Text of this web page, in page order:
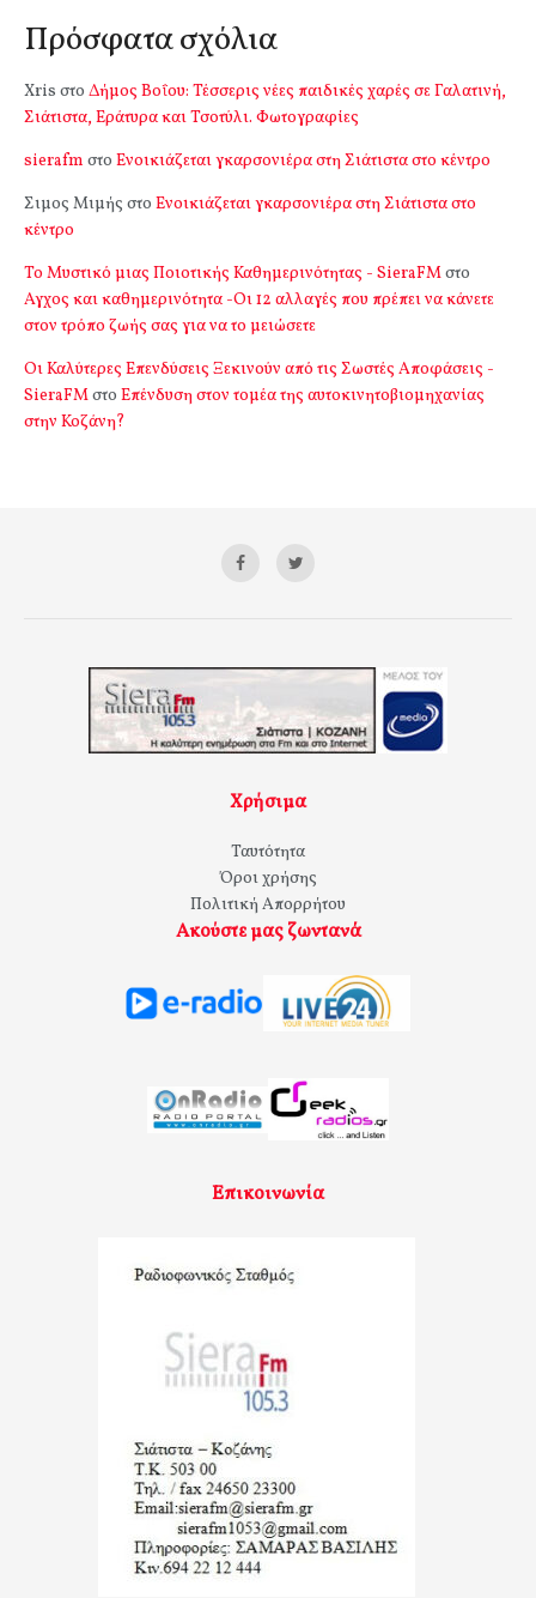
Πρόσφατα σχόλια
Xris στο Δήμος Βοΐου: Τέσσερις νέες παιδικές χαρές σε Γαλατινή,
Σιάτιστα, Εράτυρα και Τσοτύλι. Φωτογραφίες
sierafm στο Ενοικιάζεται γκαρσονιέρα στη Σιάτιστα στο κέντρο
Σιμος Μιμής στο Ενοικιάζεται γκαρσονιέρα στη Σιάτιστα στο
κέντρο
Το Μυστικό μιας Ποιοτικής Καθημερινότητας - SieraFMστο
Αγχος και καθημερινότητα -Οι 12 αλλαγές που πρέπει να κάνετε
στον τρόπο ζωής σας για να το μειώσετε
Οι Καλύτερες Επενδύσεις Ξεκινούν από τις Σωστές Αποφάσεις -
SieraFMστο Επένδυση στον τομέα της αυτοκινητοβιομηχανίας
στην Κοζάνη?
Χρήσιμα
Ταυτότητα
Όροι χρήσης
Πολιτική Απορρήτου
Ακούστε μας ζωντανά
Επικοινωνία